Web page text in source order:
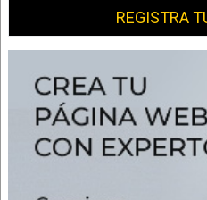
REGISTRA